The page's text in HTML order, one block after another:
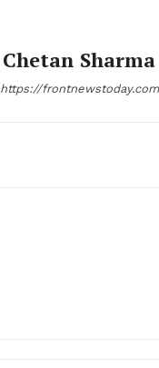
Chetan Sharma
https://frontnewstoday.com